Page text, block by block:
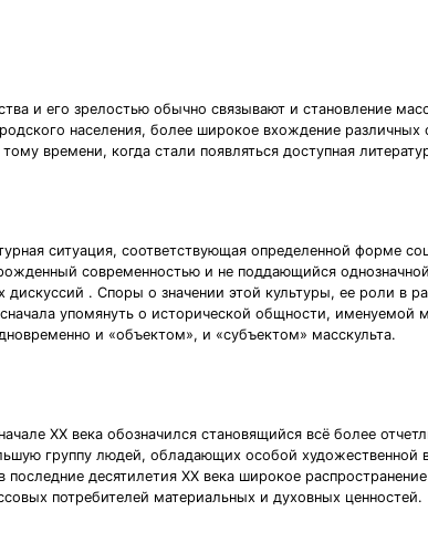
и его зрелостью обычно связывают и становление
населения, более широкое вхождение
времени, когда стали появляться доступная
ситуация, соответствующая определенной форме
современностью и не поддающийся
. Споры о значении этой культуры, ее роли в
упомянуть о исторической общности,
и «объектом», и «субъектом» масскульта.
ХХ века обозначился становящийся всё более
группу людей, обладающих особой
десятилетия ХХ века широкое
потребителей материальных и духовных ценностей.